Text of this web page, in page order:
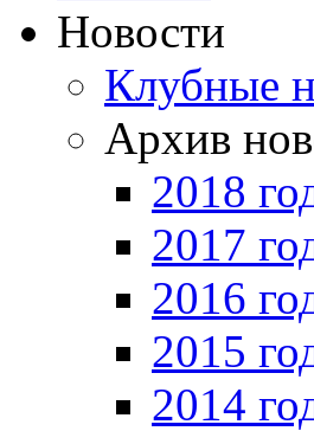
Новости
Клубные
Архив
2018
2017
2016
2015
2014